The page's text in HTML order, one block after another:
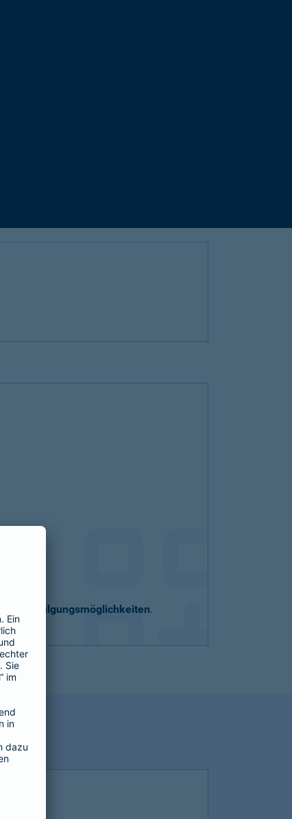
Sondertilgungsmöglichkeiten.